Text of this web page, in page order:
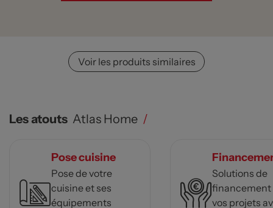
Voir les produits similaires
Les atouts Atlas Home /
Pose cuisine
Pose de votre
cuisine et ses
équipements
Solutions de
financement
vos projets